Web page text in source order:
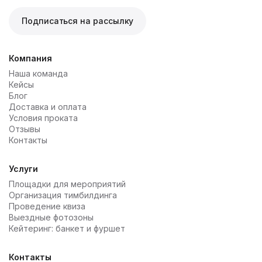
вкус, открывая интересные гастрономические
особенностей события;
комплексное обслуживание – мы предлагаем также
аренду посуды, мебели, декора, помощи в
оформлении помещения и другие дополнительные
услуги.
Подписаться на рассылку
Компания
Наша команда
Кейсы
Блог
Доставка и оплата
Условия проката
Отзывы
Контакты
Услуги
Площадки для мероприятий
Организация тимбилдинга
Проведение квиза
Выездные фотозоны
Кейтеринг: банкет и фуршет
Контакты